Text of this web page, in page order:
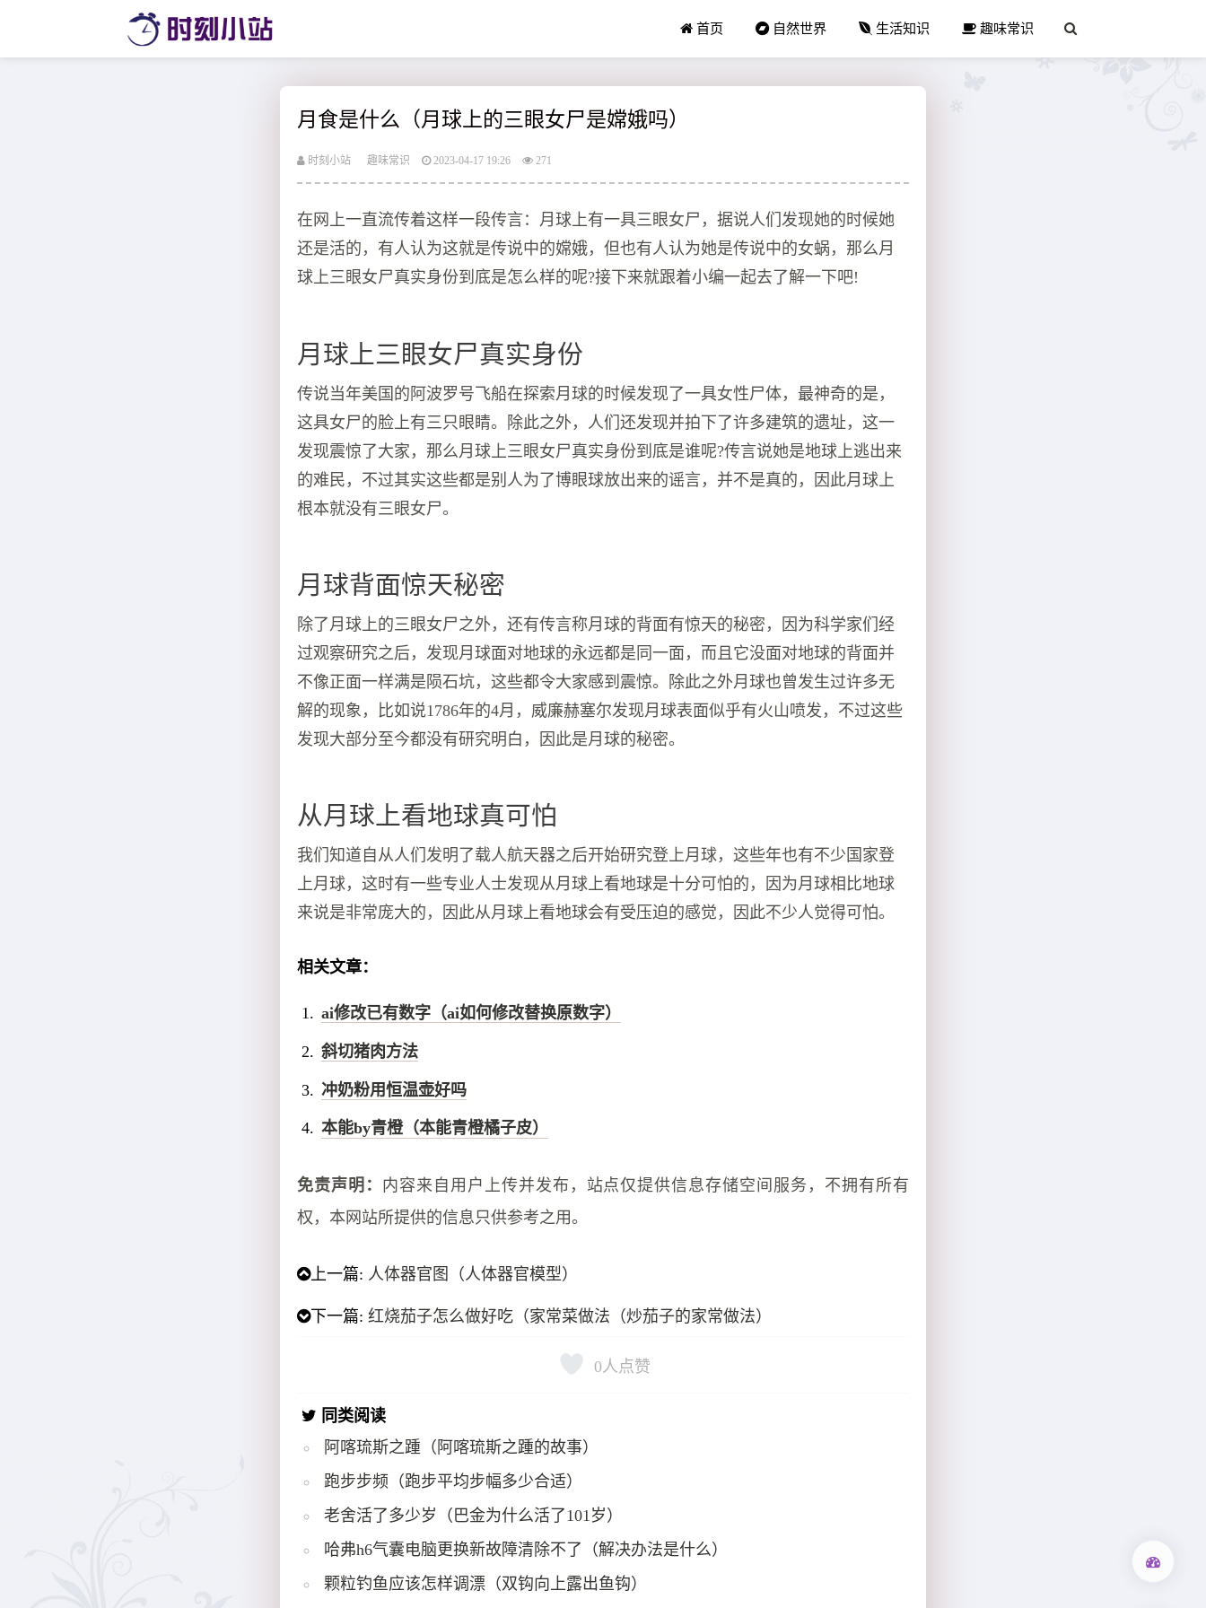
首页 自然世界 生活知识 趣味常识
月食是什么（月球上的三眼女尸是嫦娥吗）
时刻小站 趣味常识 2023-04-17 19:26 271
在网上一直流传着这样一段传言：月球上有一具三眼女尸，据说人们发现她的时候她
还是活的，有人认为这就是传说中的嫦娥，但也有人认为她是传说中的女蜗，那么月
球上三眼女尸真实身份到底是怎么样的呢?接下来就跟着小编一起去了解一下吧!
月球上三眼女尸真实身份
传说当年美国的阿波罗号飞船在探索月球的时候发现了一具女性尸体，最神奇的是，
这具女尸的脸上有三只眼睛。除此之外，人们还发现并拍下了许多建筑的遗址，这一
发现震惊了大家，那么月球上三眼女尸真实身份到底是谁呢?传言说她是地球上逃出来
的难民，不过其实这些都是别人为了博眼球放出来的谣言，并不是真的，因此月球上
根本就没有三眼女尸。
月球背面惊天秘密
除了月球上的三眼女尸之外，还有传言称月球的背面有惊天的秘密，因为科学家们经
过观察研究之后，发现月球面对地球的永远都是同一面，而且它没面对地球的背面并
不像正面一样满是陨石坑，这些都令大家感到震惊。除此之外月球也曾发生过许多无
解的现象，比如说1786年的4月，威廉赫塞尔发现月球表面似乎有火山喷发，不过这些
发现大部分至今都没有研究明白，因此是月球的秘密。
从月球上看地球真可怕
我们知道自从人们发明了载人航天器之后开始研究登上月球，这些年也有不少国家登
上月球，这时有一些专业人士发现从月球上看地球是十分可怕的，因为月球相比地球
来说是非常庞大的，因此从月球上看地球会有受压迫的感觉，因此不少人觉得可怕。
相关文章：
ai修改已有数字（ai如何修改替换原数字）
斜切猪肉方法
冲奶粉用恒温壶好吗
本能by青橙（本能青橙橘子皮）
免责声明： 内容来自用户上传并发布，站点仅提供信息存储空间服务，不拥有所有
权，本网站所提供的信息只供参考之用。
上一篇: 人体器官图（人体器官模型）
下一篇:红烧茄子怎么做好吃（家常菜做法（炒茄子的家常做法）
0 人点赞
同类阅读
阿喀琉斯之踵（阿喀琉斯之踵的故事）
跑步步频（跑步平均步幅多少合适）
老舍活了多少岁（巴金为什么活了101岁）
哈弗h6气囊电脑更换新故障清除不了（解决办法是什么）
颗粒钓鱼应该怎样调漂（双钩向上露出鱼钩）